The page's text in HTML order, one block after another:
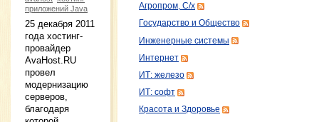
приложений Java
25 декабря 2011
года хостинг-
провайдер
AvaHost.RU
провел
модернизацию
серверов,
благодаря
Агропром, С/х
Государство и Общество
Инженерные системы
Интернет
ИТ: железо
ИТ: софт
Красота и Здоровье